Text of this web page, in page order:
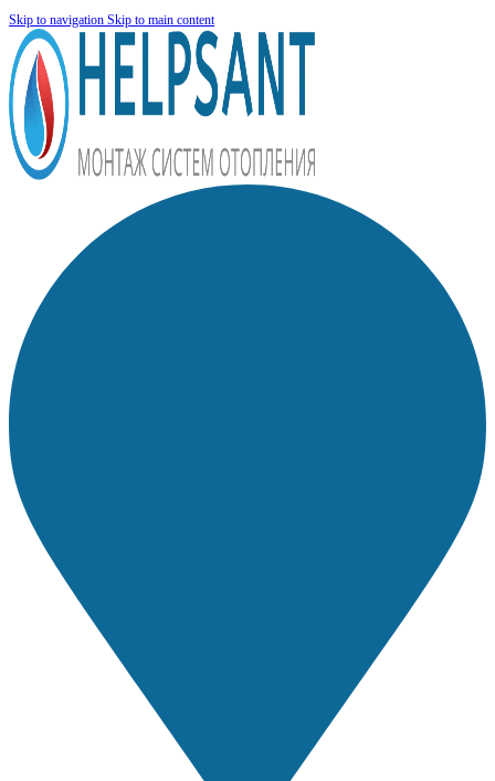
Skip to navigation Skip to main content